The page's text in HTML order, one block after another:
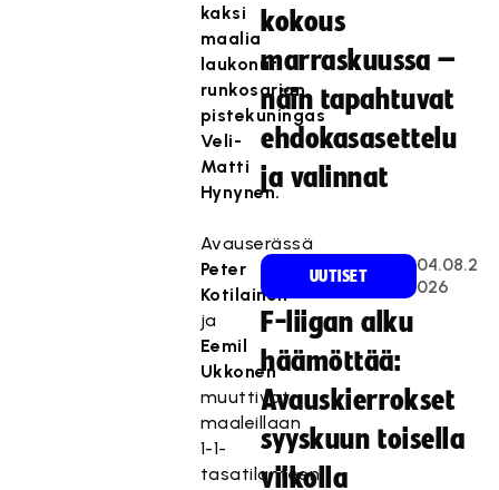
kaksi
maalia
laukonut
runkosarjan
pistekuningas
Veli-
Matti
Hynynen.
Avauserässä
Peter
Kotilainen
ja
Eemil
Ukkonen
muuttivat
maaleillaan
1-1-
tasatilanteen
kokous
marraskuussa –
näin tapahtuvat
ehdokasasettelu
ja valinnat
UUTISET
04.08.2
026
F-liigan alku
häämöttää:
Avauskierrokset
syyskuun toisella
viikolla